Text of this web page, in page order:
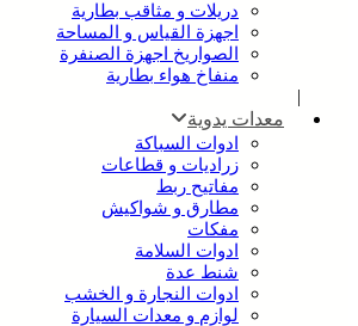
دريلات و مثاقب بطارية
اجهزة القياس و المساحة
الصواريخ اجهزة الصنفرة
منفاخ هواء بطارية
معدات يدوية
ادوات السباكة
زراديات و قطاعات
مفاتيح ربط
مطارق و شواكيش
مفكات
ادوات السلامة
شنط عدة
ادوات النجارة و الخشب
لوازم و معدات السيارة